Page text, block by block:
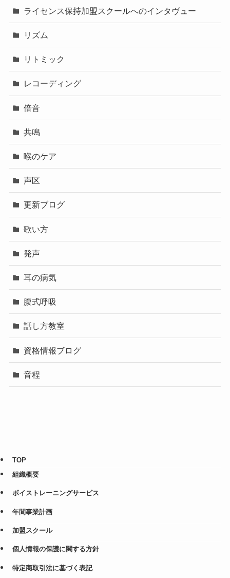
ライセンス保持加盟スクールへのインタヴュー
リズム
リトミック
レコーディング
倍音
共鳴
喉のケア
声区
更新ブログ
歌い方
発声
耳の病気
腹式呼吸
話し方教室
資格情報ブログ
音程
TOP
組織概要
ボイストレーニングサービス
年間事業計画
加盟スクール
個人情報の保護に関する方針
特定商取引法に基づく表記